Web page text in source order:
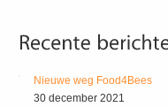
Nieuwe weg Food4Bees
30 december 2021